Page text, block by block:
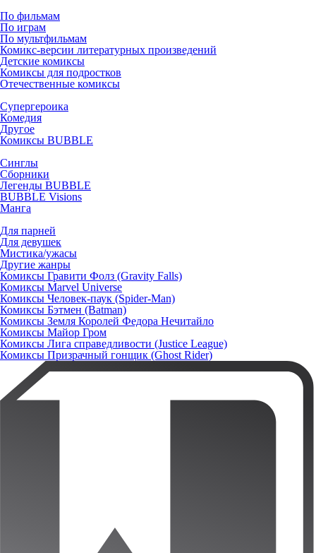
По фильмам
По играм
По мультфильмам
Комикс-версии литературных произведений
Детские комиксы
Комиксы для подростков
Отечественные комиксы
Супергероика
Комедия
Другое
Комиксы BUBBLE
Синглы
Сборники
Легенды BUBBLE
BUBBLE Visions
Манга
Для парней
Для девушек
Мистика/ужасы
Другие жанры
Комиксы Гравити Фолз (Gravity Falls)
Комиксы Marvel Universe
Комиксы Человек-паук (Spider-Man)
Комиксы Бэтмен (Batman)
Комиксы Земля Королей Федора Нечитайло
Комиксы Майор Гром
Комиксы Лига справедливости (Justice League)
Комиксы Призрачный гонщик (Ghost Rider)